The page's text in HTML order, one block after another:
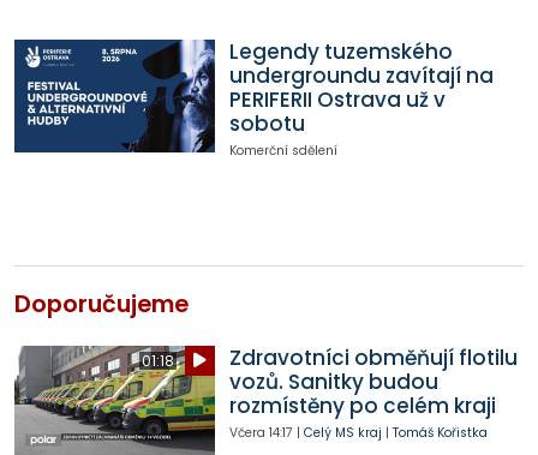
Legendy tuzemského
undergroundu zavítají na
PERIFERII Ostrava už v
sobotu
Komerční sdělení
Doporučujeme
01:18
Zdravotníci obměňují flotilu
vozů. Sanitky budou
rozmístěny po celém kraji
Včera 14:17 | Celý MS kraj | Tomáš Kořistka